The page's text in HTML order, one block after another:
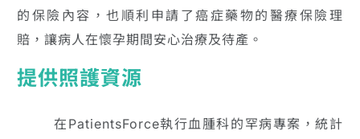
的保險內容，也順利申請了癌症藥物的醫療保險理
賠，讓病人在懷孕期間安心治療及待產。
提供照護資源
在PatientsForce執行血腫科的罕病專案，統計